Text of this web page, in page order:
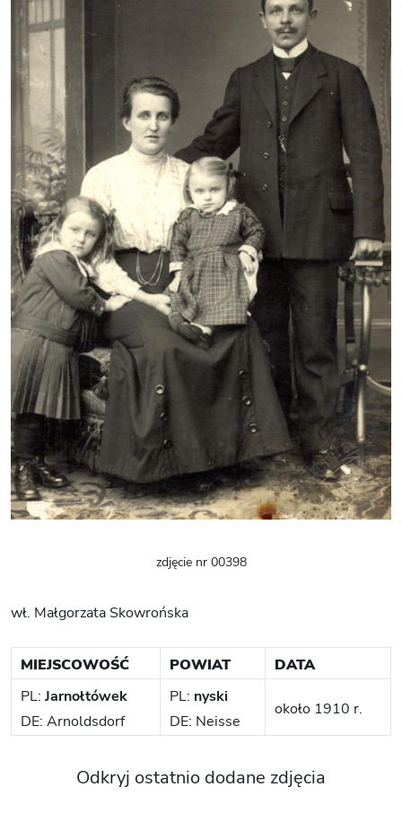
zdjęcie nr 00398
wł. Małgorzata Skowrońska
MIEJSCOWOŚĆ POWIAT
DATA
PL: Jarnołtówek
DE: Arnoldsdorf
PL: nyski
DE: Neisse
około 1910 r.
Odkryj ostatnio dodane zdjęcia